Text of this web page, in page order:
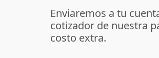
Enviaremos a tu
cotizador de nuestra
costo extra.